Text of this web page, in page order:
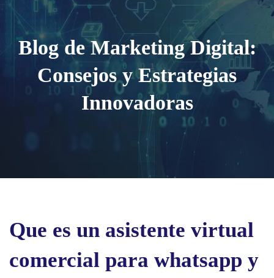
Blog de Marketing Digital:
Consejos y Estrategias
Innovadoras
Que es un asistente virtual
comercial para whatsapp y